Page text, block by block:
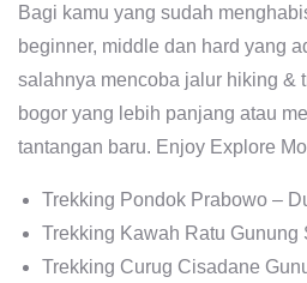
Bagi kamu yang sudah
beginner, middle dan hard yang
salahnya mencoba jalur hiking &
bogor yang lebih panjang atau
tantangan baru. Enjoy Explore
Trekking Pondok Prabowo –
Trekking Kawah Ratu Gunung
Trekking Curug Cisadane